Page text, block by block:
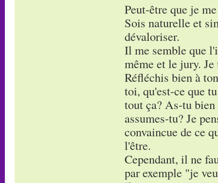
Peut-être que je
Sois naturelle et
dévaloriser.
Il me semble que
même et le jury.
Réfléchis bien à
toi, qu'est-ce que
tout ça? As-tu bien
assumes-tu? Je
convaincue de ce
l'être.
Cependant, il ne
par exemple "je